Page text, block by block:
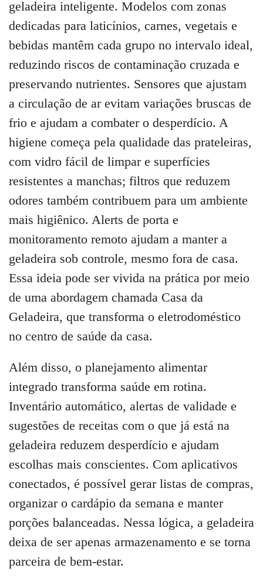
geladeira inteligente. Modelos com zonas
dedicadas para laticínios, carnes, vegetais e
bebidas mantêm cada grupo no intervalo ideal,
reduzindo riscos de contaminação cruzada e
preservando nutrientes. Sensores que ajustam
a circulação de ar evitam variações bruscas de
frio e ajudam a combater o desperdício. A
higiene começa pela qualidade das prateleiras,
com vidro fácil de limpar e superfícies
resistentes a manchas; filtros que reduzem
odores também contribuem para um ambiente
mais higiênico. Alerts de porta e
monitoramento remoto ajudam a manter a
geladeira sob controle, mesmo fora de casa.
Essa ideia pode ser vivida na prática por meio
de uma abordagem chamada Casa da
Geladeira, que transforma o eletrodoméstico
no centro de saúde da casa.
Além disso, o planejamento alimentar
integrado transforma saúde em rotina.
Inventário automático, alertas de validade e
sugestões de receitas com o que já está na
geladeira reduzem desperdício e ajudam
escolhas mais conscientes. Com aplicativos
conectados, é possível gerar listas de compras,
organizar o cardápio da semana e manter
porções balanceadas. Nessa lógica, a geladeira
deixa de ser apenas armazenamento e se torna
parceira de bem-estar.